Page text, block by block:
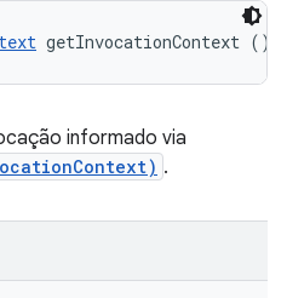
getInvocationContext ()
informado via
.